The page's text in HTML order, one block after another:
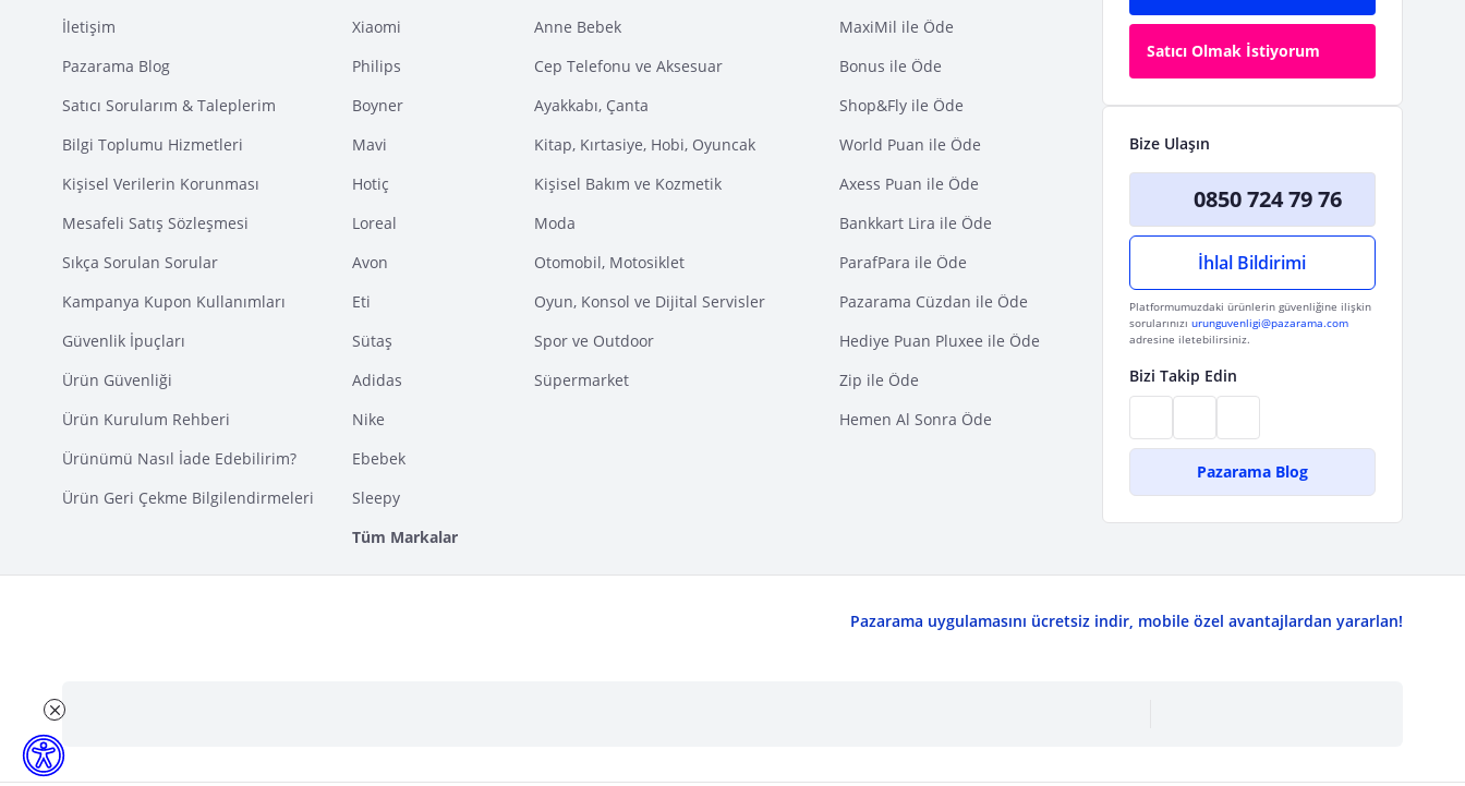
İletişim
Pazarama Blog
Satıcı Sorularım & Taleplerim
Bilgi Toplumu Hizmetleri
Kişisel Verilerin Korunması
Mesafeli Satış Sözleşmesi
Sıkça Sorulan Sorular
Kampanya Kupon Kullanımları
Güvenlik İpuçları
Ürün Güvenliği
Ürün Kurulum Rehberi
Ürünümü Nasıl İade Edebilirim?
Ürün Geri Çekme Bilgilendirmeleri
Xiaomi
Philips
Boyner
Mavi
Hotiç
Loreal
Avon
Eti
Sütaş
Adidas
Nike
Ebebek
Sleepy
Tüm Markalar
Anne Bebek
Cep Telefonu ve Aksesuar
Ayakkabı, Çanta
Kitap, Kırtasiye, Hobi, Oyuncak
Kişisel Bakım ve Kozmetik
Moda
Otomobil, Motosiklet
Oyun, Konsol ve Dijital Servisler
Spor ve Outdoor
Süpermarket
MaxiMil ile Öde
Bonus ile Öde
Shop&Fly ile Öde
World Puan ile Öde
Axess Puan ile Öde
Bankkart Lira ile Öde
ParafPara ile Öde
Pazarama Cüzdan ile Öde
Hediye Puan Pluxee ile Öde
Zip ile Öde
Hemen Al Sonra Öde
Satıcı Olmak İstiyorum
Bize Ulaşın
0850 724 79 76
İhlal Bildirimi
Platformumuzdaki ürünlerin güvenliğine ilişkin
sorularınızı urunguvenligi@pazarama.com
adresine iletebilirsiniz.
Bizi Takip Edin
Pazarama Blog
Pazarama uygulamasını ücretsiz indir, mobile özel avantajlardan yararlan!